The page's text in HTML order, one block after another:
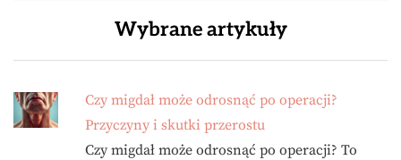
Wybrane artykuły
Czy migdał może odrosnąć po operacji?
Przyczyny i skutki przerostu
Czy migdał może odrosnąć po operacji? To